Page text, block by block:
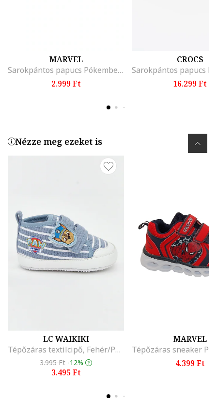
MARVEL
Sarokpántos papucs Pókember dizájnnal, Piros/Fekete
2.999 Ft
CROCS
16.299 Ft
Nézze meg ezeket is
LC WAIKIKI
Tépőzáras textilcipő, Fehér/Púderkék
3.995 Ft -12%
3.495 Ft
MARVEL
4.399 Ft